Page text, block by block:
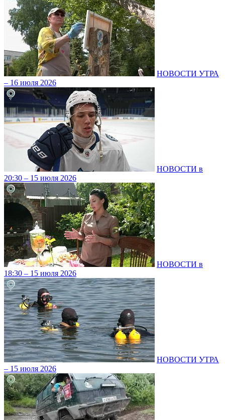
НОВОСТИ УТРА
– 16 июля 2026
НОВОСТИ в
20:30 – 15 июля 2026
НОВОСТИ в
18:30 – 15 июля 2026
НОВОСТИ УТРА
– 15 июля 2026